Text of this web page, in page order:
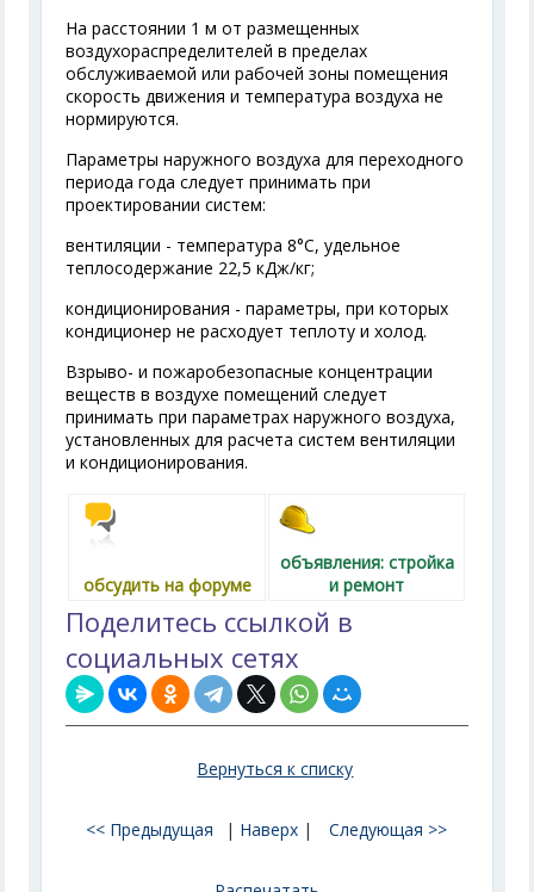
На расстоянии 1 м от размещенных
воздухораспределителей в пределах
обслуживаемой или рабочей зоны помещения
скорость движения и температура воздуха не
нормируются.
Параметры наружного воздуха для переходного
периода года следует принимать при
проектировании систем:
вентиляции - температура 8°С, удельное
теплосодержание 22,5 кДж/кг;
кондиционирования - параметры, при которых
кондиционер не расходует теплоту и холод.
Взрыво- и пожаробезопасные концентрации
веществ в воздухе помещений следует
принимать при параметрах наружного воздуха,
установленных для расчета систем вентиляции
и кондиционирования.
обсудить на форуме
объявления: стройка
и ремонт
Поделитесь ссылкой в
социальных сетях
Вернуться к списку
<< Предыдущая | Наверх | Следующая >>